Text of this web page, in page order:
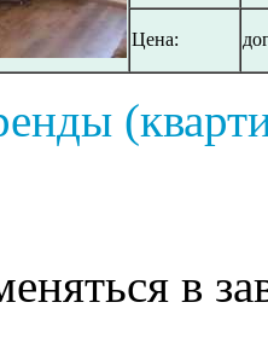
Цена:
в